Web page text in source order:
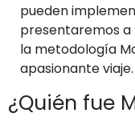
pueden
presentaremos a
la metodología
apasionante viaje.
¿Quién fue